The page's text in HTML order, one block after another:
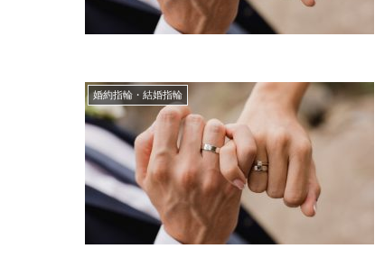
婚約指輪・結婚指輪